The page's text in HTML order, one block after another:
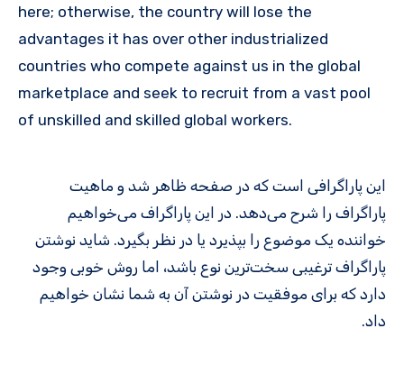
here; otherwise, the country will lose the
advantages it has over other industrialized
countries who compete against us in the global
marketplace and seek to recruit from a vast pool
of unskilled and skilled global workers.
این پاراگرافی است که در صفحه ظاهر شد و ماهیت
پاراگراف را شرح می‌دهد. در این پاراگراف می‌خواهیم
خواننده یک موضوع را بپذیرد یا در نظر بگیرد. شاید نوشتن
پاراگراف ترغیبی سخت‌ترین نوع باشد، اما روش خوبی وجود
دارد که برای موفقیت در نوشتن آن به شما نشان خواهیم
داد.